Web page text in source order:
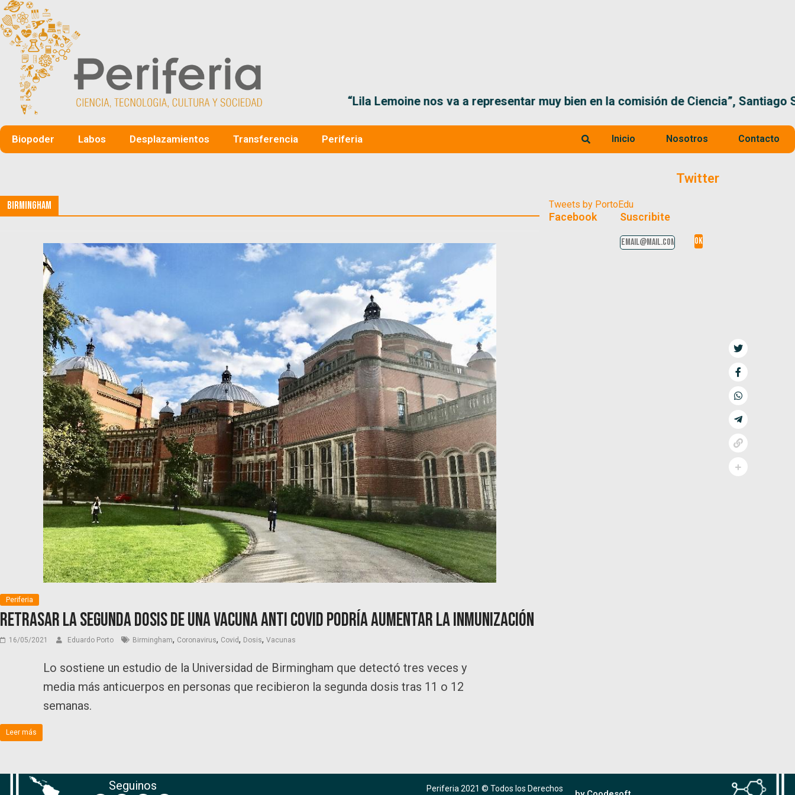
“Lila Lemoine nos va a representar muy bien en la comisión de Ciencia”, Santiago Santurio
Biopoder Labos Desplazamientos Transferencia Periferia Inicio Nosotros Contacto
Birmingham
Periferia
Retrasar la segunda dosis de una vacuna anti Covid podría aumentar la inmunización
16/05/2021 Eduardo Porto Birmingham, Coronavirus, Covid, Dosis, Vacunas
Lo sostiene un estudio de la Universidad de Birmingham que detectó tres veces y
media más anticuerpos en personas que recibieron la segunda dosis tras 11 o 12
semanas.
Leer más
Twitter
Tweets by PortoEdu
Facebook Suscribite
Seguinos
Periferia 2021 © Todos los Derechos